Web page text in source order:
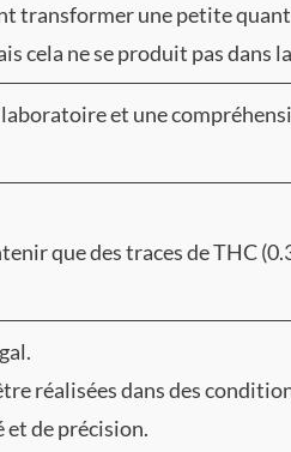
transformer une petite
cela ne se produit pas dans
et une
que des traces de THC
réalisées dans des
et de précision.